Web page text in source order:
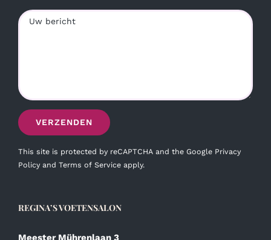
This site is protected by reCAPTCHA and the Google Privacy
Policy and Terms of Service apply.
REGINA’S VOETENSALON
Meester Mührenlaan 3